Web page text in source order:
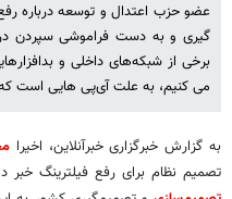
عضو حزب اعتدال و توسعه درباره
گیری و به دست فراموشی سپردن
برخی از شبکه‌های داخلی و
می کنیم، به علت آی‌پی هایی است
به گزارش خبرگزاری خبرآنلاین، اخیرا
تصمیم نظام برای رفع فیلترینگ خبر